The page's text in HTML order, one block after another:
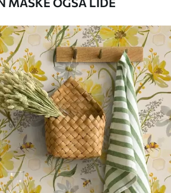
blød svamp. Tapeter med lakfinish kan
rengøres med vand.
Problemfri anvendelse